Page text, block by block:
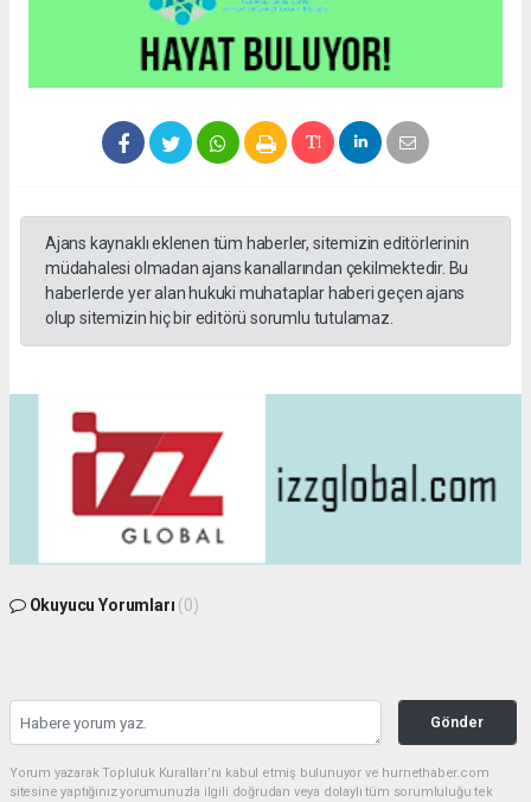
Ajans kaynaklı eklenen tüm haberler, sitemizin editörlerinin
müdahalesi olmadan ajans kanallarından çekilmektedir. Bu
haberlerde yer alan hukuki muhataplar haberi geçen ajans
olup sitemizin hiç bir editörü sorumlu tutulamaz.
Okuyucu Yorumları (0)
Gönder
Yorum yazarak Topluluk Kuralları’nı kabul etmiş bulunuyor ve hurnethaber.com
sitesine yaptığınız yorumunuzla ilgili doğrudan veya dolaylı tüm sorumluluğu tek